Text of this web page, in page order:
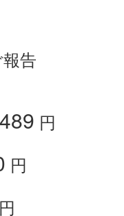
告
円
円
円